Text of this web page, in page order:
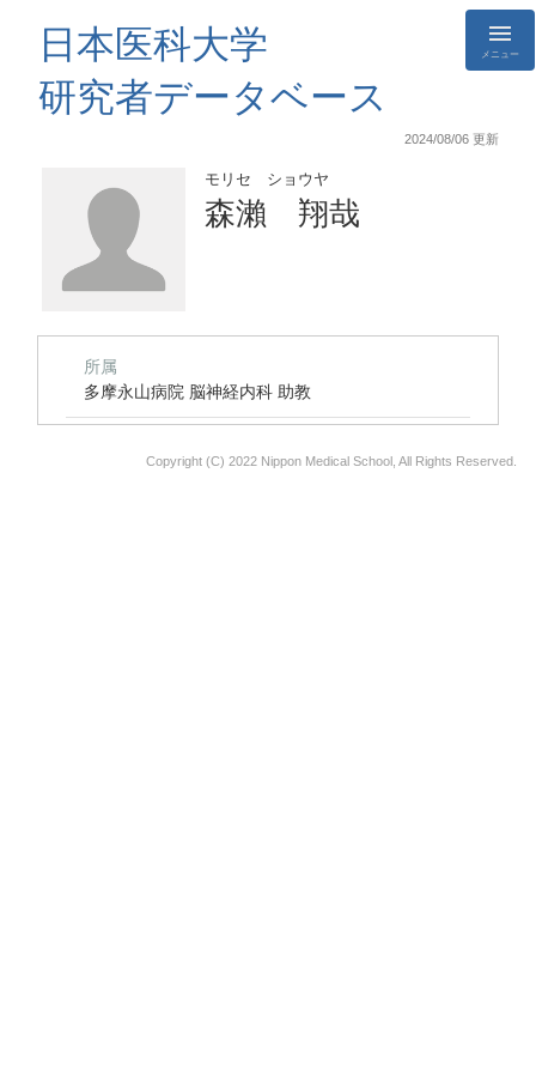
日本医科大学
研究者データベース
メニュー
2024/08/06 更新
モリセ ショウヤ
森瀨 翔哉
所属
多摩永山病院 脳神経内科 助教
Copyright (C) 2022 Nippon Medical School, All Rights Reserved.